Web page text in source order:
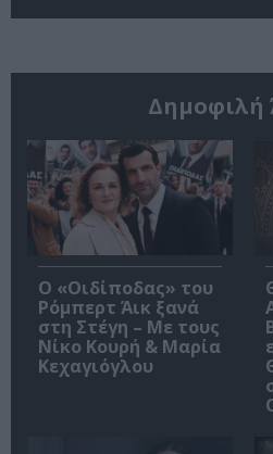
Δημοφιλή
O «Οιδίποδας» του
Ρόμπερτ Άικ ξανά
στη Στέγη – Με τους
Νίκο Κουρή & Μαρία
Κεχαγιόγλου